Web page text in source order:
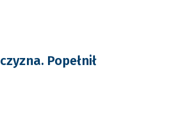
Popełnił